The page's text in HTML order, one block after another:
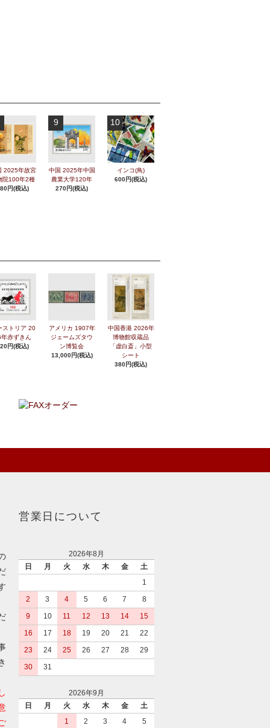
2025年故宮
院100年2種
円(税込)
9
中国 2025年中国
農業大学120年
270円(税込)
10
インコ(鳥)
600円(税込)
ストリア 20
赤ずきん
円(税込)
アメリカ 1907年
ジェームズタウ
ン博覧会
13,000円(税込)
中国香港 2026年
博物館収蔵品
「虚白斎」小型
シート
380円(税込)
営業日について
2026年8月
日
月 火 水 木 金
土
1
2
3 4 5 6 7
8
9
10 11 12 13 14
15
16
17 18 19 20 21
22
23
24 25 26 27 28
29
30
31
2026年9月
日
月 火 水 木 金
土
1
2 3 4
5